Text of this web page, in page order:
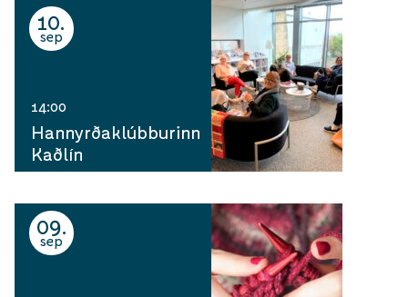
10
sep
14:00
Hannyrðaklúbburinn
Kaðlín
09
sep